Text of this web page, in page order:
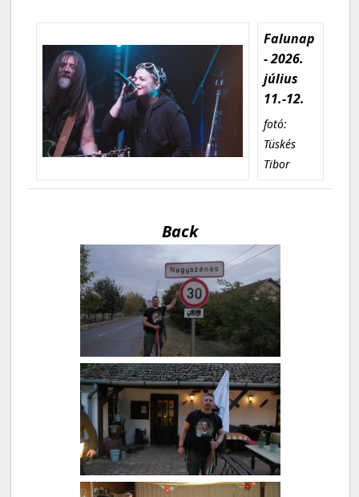
Falunap
- 2026.
július
11.-12.
fotó:
Tüskés
Tibor
Back